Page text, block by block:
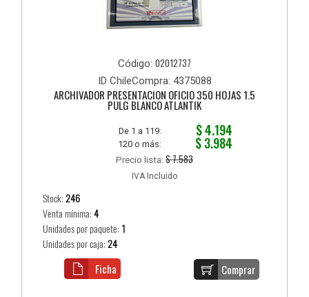
Código: 02012737
ID ChileCompra: 4375088
ARCHIVADOR PRESENTACION OFICIO 350 HOJAS 1.5
PULG BLANCO ATLANTIK
De 1 a 119: $ 4.194
120 o más: $ 3.984
Precio lista: $ 7.583
IVA Incluido
Stock:246
Venta mínima:4
Unidades por paquete: 1
Unidades por caja:24
Comprar
Ficha